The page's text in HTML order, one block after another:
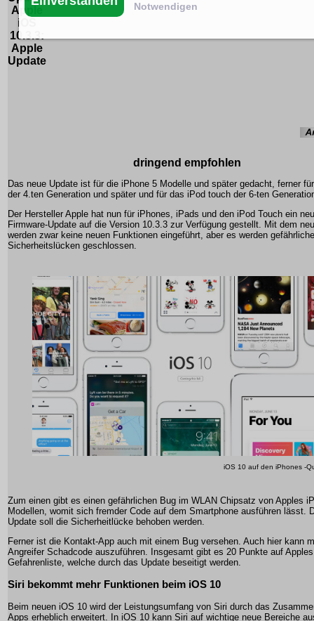
Apple
iOS
10.3.3:
Apple
Update
dringend empfohlen
Das neue Update ist für die iPhone 5 Modelle und später gedacht, ferner
der 4.ten Generation und später und für das iPod touch der 6-ten
Der Hersteller Apple hat nun für iPhones, iPads und den iPod Touch ein
Firmware-Update auf die Version 10.3.3 zur Verfügung gestellt. Mit dem
werden zwar keine neuen Funktionen eingeführt, aber es werden gefährliche
Sicherheitslücken geschlossen.
iOS 10 auf den iPhones -
Zum einen gibt es einen gefährlichen Bug im WLAN Chipsatz von Apples
Modellen, womit sich fremder Code auf dem Smartphone ausführen lässt.
Update soll die Sicherheitlücke behoben werden.
Ferner ist die Kontakt-App auch mit einem Bug versehen. Auch hier kann
Angreifer Schadcode auszuführen. Insgesamt gibt es 20 Punkte auf Apples
Gefahrenliste, welche durch das Update beseitigt werden.
Siri bekommt mehr Funktionen beim iOS 10
Beim neuen iOS 10 wird der Leistungsumfang von Siri durch das
Apps erheblich erweitert. In iOS 10 kann Siri auf wichtige neue Bereiche
Notwendigen